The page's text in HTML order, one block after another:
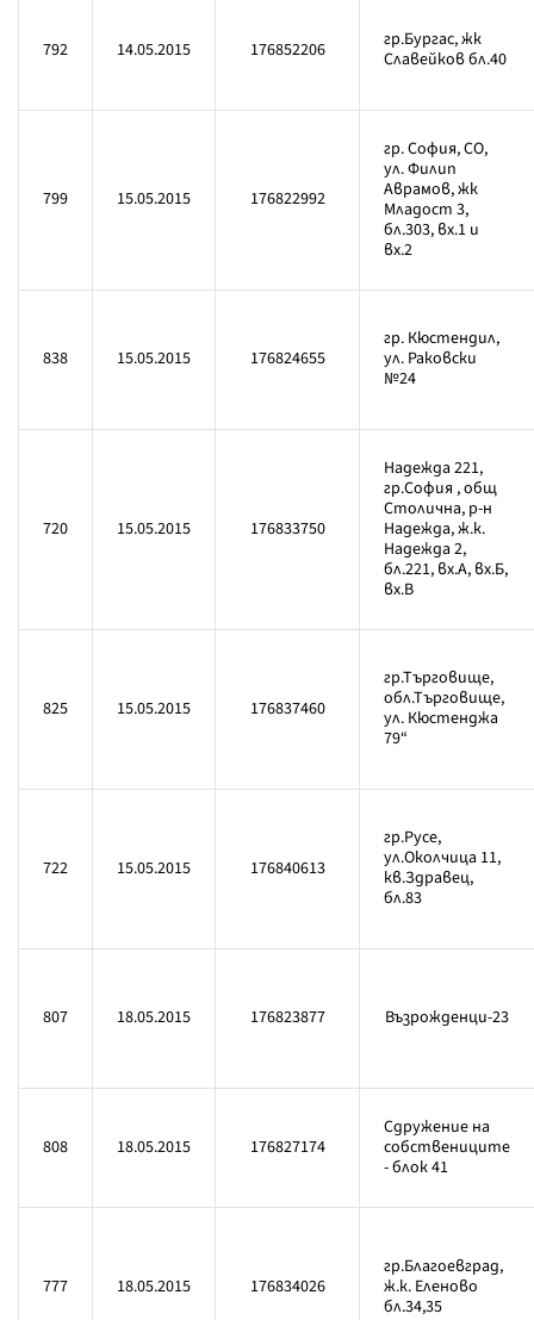
792 14.05.2015 176852206
гр.Бургас, жк
Славейков бл.40
799 15.05.2015 176822992
гр. София, СО,
ул. Филип
Аврамов, жк
Младост 3,
бл.303, вх.1 и
вх.2
838 15.05.2015 176824655
гр. Кюстендил,
ул. Раковски
№24
720 15.05.2015 176833750
Надежда 221,
гр.София , общ
Столична, р-н
Надежда, ж.к.
Надежда 2,
бл.221, вх.А, вх.Б,
вх.В
825 15.05.2015 176837460
гр.Търговище,
обл.Търговище,
ул. Кюстенджа
79“
722 15.05.2015 176840613
гр.Русе,
ул.Околчица 11,
кв.Здравец,
бл.83
807 18.05.2015 176823877 Възрожденци-23
808 18.05.2015 176827174
Сдружение на
собствениците
- блок 41
777 18.05.2015 176834026
гр.Благоевград,
ж.к. Еленово
бл.34,35